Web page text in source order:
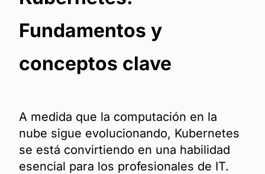
Fundamentos y
conceptos clave
A medida que la computación en la
nube sigue evolucionando, Kubernetes
se está convirtiendo en una habilidad
esencial para los profesionales de IT.